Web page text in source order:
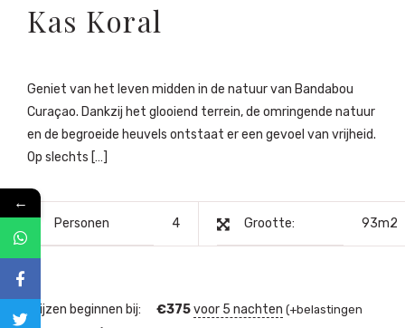
Kas Koral
Geniet van het leven midden in de natuur van Bandabou
Curaçao. Dankzij het glooiend terrein, de omringende natuur
en de begroeide heuvels ontstaat er een gevoel van vrijheid.
Op slechts […]
Personen 4 Grootte: 93m2
Prijzen beginnen bij: €375voor 5 nachten (+belastingen
←